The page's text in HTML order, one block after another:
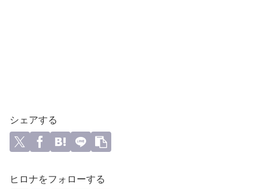
シェアする
ヒロナをフォローする